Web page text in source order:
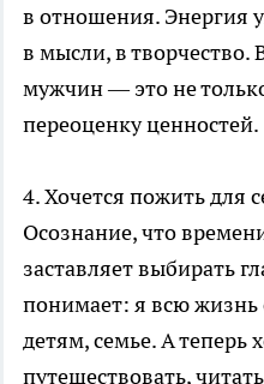
в отношения. Энергия
в мысли, в творчество.
мужчин — это не
переоценку ценностей.
4. Хочется пожить для
Осознание, что
заставляет выбирать
понимает: я всю жизнь
детям, семье. А теперь
путешествовать,